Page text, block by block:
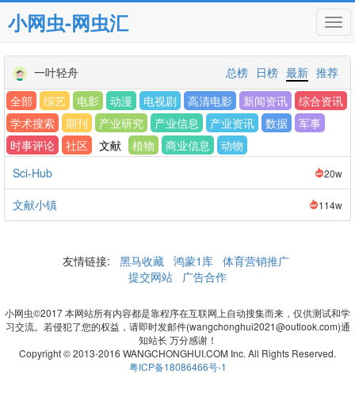
小网虫-网虫汇
一叶轻舟 推荐
最新
日榜
总榜
全部
综艺 电影 动漫 电视剧 高清电影 新闻资讯
综合资讯
学术搜索
期刊 产业研究 产业信息 产业资讯 数据
军事
时事评论
社区 文献 植物 商业信息
动物
Sci-Hub
20w
文献小镇 114w
友情链接: 黑马收藏 鸿蒙1库 体育营销推广
提交网站
广告合作
小网虫©2017 本网站所有内容都是靠程序在互联网上自动搜集而来，仅供测试和学
习交流。若侵犯了您的权益，请即时发邮件(wangchonghui2021@outlook.com)通
知站长 万分感谢！
Copyright © 2013-2016 WANGCHONGHUI.COM Inc. All Rights Reserved.
粤ICP备18086466号-1